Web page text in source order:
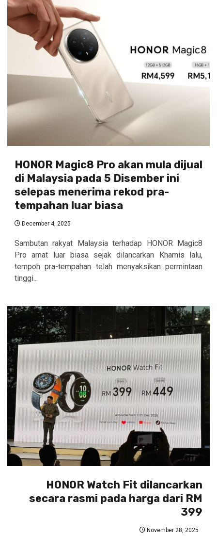
HONOR Magic8 Pro akan mula dijual
di Malaysia pada 5 Disember ini
selepas menerima rekod pra-
tempahan luar biasa
December 4, 2025
Sambutan rakyat Malaysia terhadap HONOR Magic8
Pro amat luar biasa sejak dilancarkan Khamis lalu,
tempoh pra-tempahan telah menyaksikan permintaan
tinggi...
HONOR Watch Fit dilancarkan
secara rasmi pada harga dari RM
399
November 28, 2025